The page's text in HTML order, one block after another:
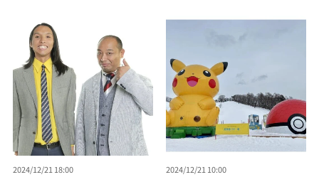
2024/12/21 18:00 2024/12/21 10:00